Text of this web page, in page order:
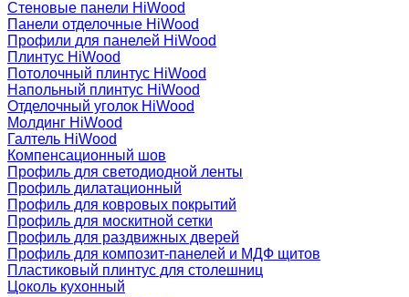
Стеновые панели HiWood
Панели отделочные HiWood
Профили для панелей HiWood
Плинтус HiWood
Потолочный плинтус HiWood
Напольный плинтус HiWood
Отделочный уголок HiWood
Молдинг HiWood
Галтель HiWood
Компенсационный шов
Профиль для светодиодной ленты
Профиль дилатационный
Профиль для ковровых покрытий
Профиль для москитной сетки
Профиль для раздвижных дверей
Профиль для композит-панелей и МДФ щитов
Пластиковый плинтус для столешниц
Цоколь кухонный